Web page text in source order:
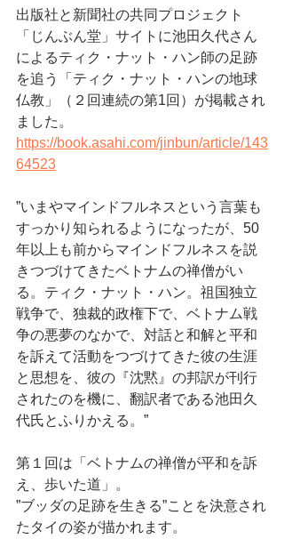
出版社と新聞社の共同プロジェクト
「じんぶん堂」サイトに池田久代さん
によるティク・ナット・ハン師の足跡
を追う「ティク・ナット・ハンの地球
仏教」（２回連続の第1回）が掲載され
ました。
https://book.asahi.com/jinbun/article/143
64523
”いまやマインドフルネスという言葉も
すっかり知られるようになったが、50
年以上も前からマインドフルネスを説
きつづけてきたベトナムの禅僧がい
る。ティク・ナット・ハン。祖国独立
戦争で、独裁的政権下で、ベトナム戦
争の悪夢のなかで、対話と和解と平和
を訴えて活動をつづけてきた彼の生涯
と思想を、彼の『沈黙』の邦訳が刊行
されたのを機に、翻訳者である池田久
代氏とふりかえる。”
第１回は「ベトナムの禅僧が平和を訴
え、歩いた道」。
”ブッダの足跡を生きる”ことを決意され
たタイの姿が描かれます。